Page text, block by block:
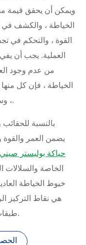
ويمكن أن يحقق قيمة
الخياطة ، والكشف في
القوة ، والتحكم
العملية. يجب أن يفي
من عدم وجود
الخياطة ، فإن كل
، وسيؤثر إهمال أي رابط على الجودة النهائية.
بالنسبة
يضمن العمر والقوة
حياكة بوليستر صيني
الخاصة
خيوط الخياطة
هي نقاط التركيز
طبقات تحت الأحمال الكبيرة والتناول المتكرر.